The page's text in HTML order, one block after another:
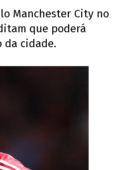
Manchester City no
que poderá
cidade.